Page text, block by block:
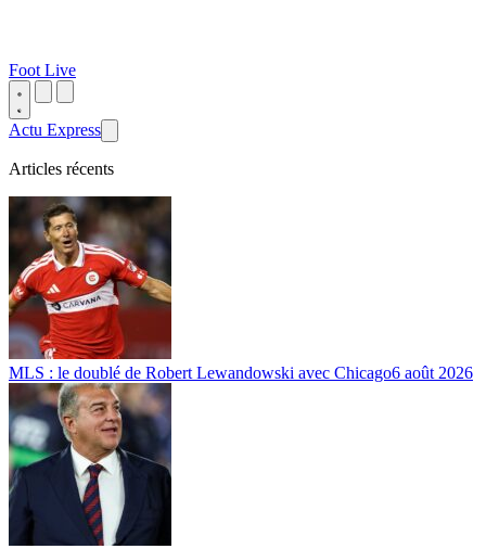
Foot Live
Actu Express
Articles récents
MLS : le doublé de Robert Lewandowski avec Chicago6 août 2026